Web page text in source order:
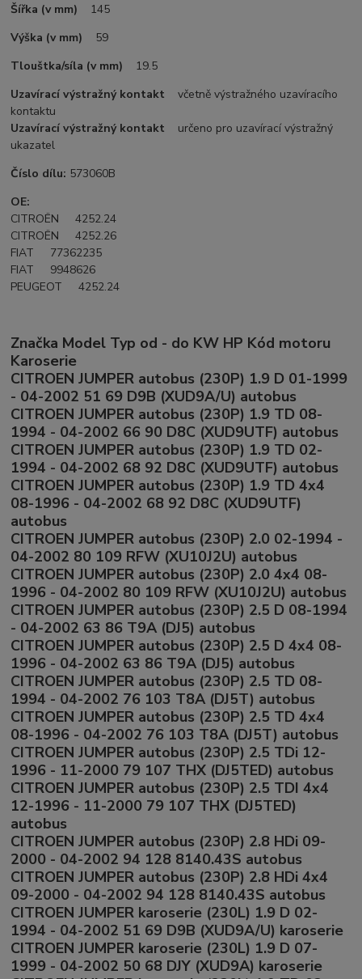
Šířka (v mm) 145
Výška (v mm)
59
Tlouštka/síla (v mm)
19.5
Uzavírací výstražný kontakt včetně výstražného uzavíracího
kontaktu
Uzavírací výstražný kontakt
určeno pro uzavírací výstražný
ukazatel
Číslo dílu: 573060B
OE:
CITROËN 4252.24
CITROËN 4252.26
FIAT 77362235
FIAT 9948626
PEUGEOT 4252.24
Značka Model Typ od - do KW HP Kód motoru
Karoserie
CITROEN JUMPER autobus (230P) 1.9 D 01-1999
- 04-2002 51 69 D9B (XUD9A/U) autobus
CITROEN JUMPER autobus (230P) 1.9 TD 08-
1994 - 04-2002 66 90 D8C (XUD9UTF) autobus
CITROEN JUMPER autobus (230P) 1.9 TD 02-
1994 - 04-2002 68 92 D8C (XUD9UTF) autobus
CITROEN JUMPER autobus (230P) 1.9 TD 4x4
08-1996 - 04-2002 68 92 D8C (XUD9UTF)
autobus
CITROEN JUMPER autobus (230P) 2.0 02-1994 -
04-2002 80 109 RFW (XU10J2U) autobus
CITROEN JUMPER autobus (230P) 2.0 4x4 08-
1996 - 04-2002 80 109 RFW (XU10J2U) autobus
CITROEN JUMPER autobus (230P) 2.5 D 08-1994
- 04-2002 63 86 T9A (DJ5) autobus
CITROEN JUMPER autobus (230P) 2.5 D 4x4 08-
1996 - 04-2002 63 86 T9A (DJ5) autobus
CITROEN JUMPER autobus (230P) 2.5 TD 08-
1994 - 04-2002 76 103 T8A (DJ5T) autobus
CITROEN JUMPER autobus (230P) 2.5 TD 4x4
08-1996 - 04-2002 76 103 T8A (DJ5T) autobus
CITROEN JUMPER autobus (230P) 2.5 TDi 12-
1996 - 11-2000 79 107 THX (DJ5TED) autobus
CITROEN JUMPER autobus (230P) 2.5 TDI 4x4
12-1996 - 11-2000 79 107 THX (DJ5TED)
autobus
CITROEN JUMPER autobus (230P) 2.8 HDi 09-
2000 - 04-2002 94 128 8140.43S autobus
CITROEN JUMPER autobus (230P) 2.8 HDi 4x4
09-2000 - 04-2002 94 128 8140.43S autobus
CITROEN JUMPER karoserie (230L) 1.9 D 02-
1994 - 04-2002 51 69 D9B (XUD9A/U) karoserie
CITROEN JUMPER karoserie (230L) 1.9 D 07-
1999 - 04-2002 50 68 DJY (XUD9A) karoserie